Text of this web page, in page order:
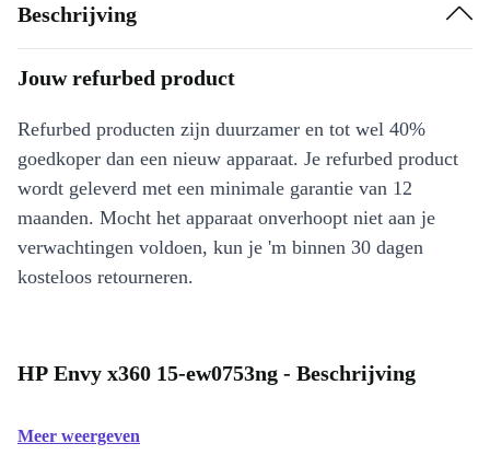
Beschrijving
Jouw refurbed product
Refurbed producten zijn duurzamer en tot wel 40%
goedkoper dan een nieuw apparaat. Je refurbed product
wordt geleverd met een minimale garantie van 12
maanden. Mocht het apparaat onverhoopt niet aan je
verwachtingen voldoen, kun je 'm binnen 30 dagen
kosteloos retourneren.
HP Envy x360 15-ew0753ng - Beschrijving
Meer weergeven